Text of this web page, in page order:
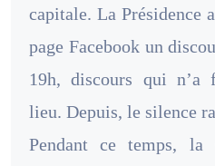
capitale. La Présidence
page Facebook un
19h, discours qui n’a
lieu. Depuis, le silence
Pendant ce temps,